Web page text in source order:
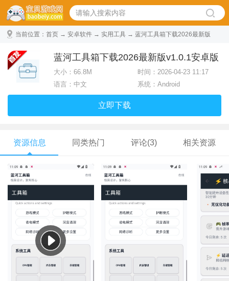
当前位置： 首页 → 安卓软件 → 实用工具 → 蓝河工具箱下载2026最新版
蓝河工具箱下载2026最新版v1.0.1安卓版
大小： 66.8M
时间：2026-04-23 11:17
语言：中文
系统：Android
立即下载
资源信息 同类热门 评论(3) 相关资源